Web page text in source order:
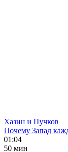
Хазин и Пучков
Почему Запад
01:04
50 мин